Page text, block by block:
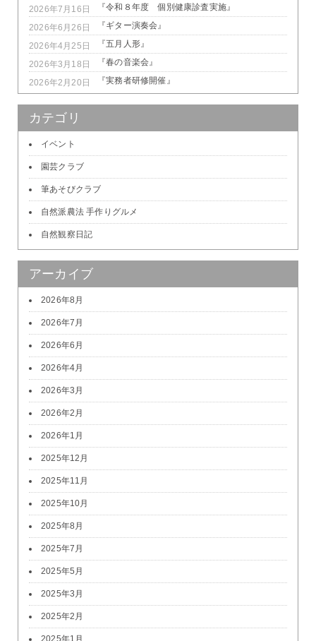
2026年7月16日 『令和８年度 個別健康診査実施』
2026年6月26日 『ギター演奏会』
2026年4月25日 『五月人形』
2026年3月18日 『春の音楽会』
2026年2月20日 『実務者研修開催』
カテゴリ
イベント
園芸クラブ
筆あそびクラブ
自然派農法 手作りグルメ
自然観察日記
アーカイブ
2026年8月
2026年7月
2026年6月
2026年4月
2026年3月
2026年2月
2026年1月
2025年12月
2025年11月
2025年10月
2025年8月
2025年7月
2025年5月
2025年3月
2025年2月
2025年1月